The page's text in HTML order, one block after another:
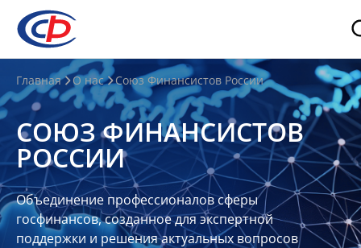
О
нас
О
СФР
Совет
Союза
Участники
Главная О нас Союз Финансистов России
СОЮЗ ФИНАНСИСТОВ
РОССИИ
Объединение профессионалов сферы
госфинансов, созданное для экспертной
поддержки и решения актуальных вопросов